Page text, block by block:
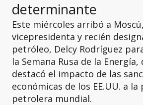
determinante
Este miércoles arribó a
vicepresidenta y recién
petróleo, Delcy Rodríguez
la Semana Rusa de la Energía,
destacó el impacto de las
económicas de los EE.UU. a
petrolera mundial.